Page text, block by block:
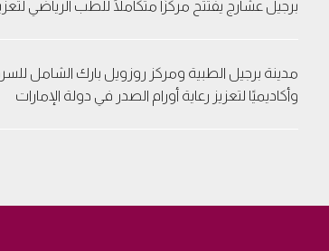
برجيل عشارج يفتتح مركزًا متكاملًا للطب الرياضي
مدينة برجيل الطبية ومركز روزويل بارك الشامل
وأكاديميًا لتعزيز رعاية أورام الصدر في دولة الإمارات